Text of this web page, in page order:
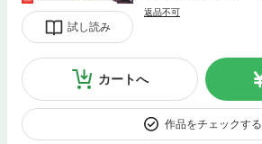
試し読み
返品不可
カートへ
作品をチェックする